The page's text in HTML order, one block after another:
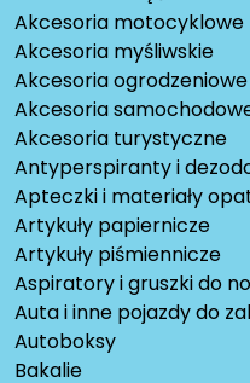
Akcesoria motocyklowe
Akcesoria myśliwskie
Akcesoria ogrodzeniowe
Akcesoria
Akcesoria turystyczne
Antyperspiranty i
Apteczki i materiały
Artykuły papiernicze
Artykuły piśmiennicze
Aspiratory i gruszki do
Auta i inne pojazdy do
Autoboksy
Bakalie